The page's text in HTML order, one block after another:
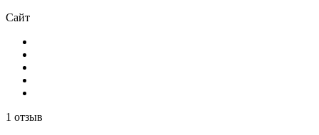
Сайт
1 отзыв